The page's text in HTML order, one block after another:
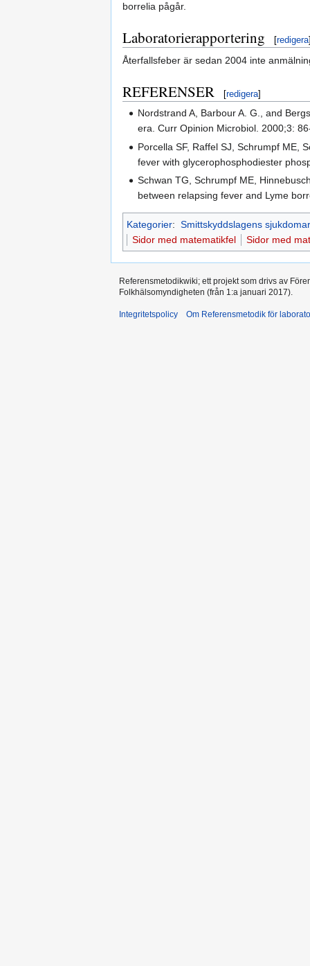
borrelia pågår.
Laboratorierapportering [redigera
Återfallsfeber är sedan 2004 inte
REFERENSER [redigera]
Nordstrand A, Barbour A. G., and
era. Curr Opinion Microbiol. 2000;3:
Porcella SF, Raffel SJ, Schrumpf ME,
fever with glycerophosphodiester
Schwan TG, Schrumpf ME,
between relapsing fever and Lyme
Kategorier: Smittskyddslagens sjukdomar
Sidor med matematikfel
Sidor med
Referensmetodikwiki; ett projekt som drivs av
Folkhälsomyndigheten (från 1:a januari 2017).
Integritetspolicy Om Referensmetodik för